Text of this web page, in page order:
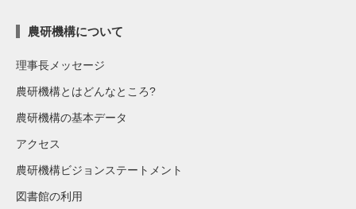
農研機構について
理事長メッセージ
農研機構とはどんなところ?
農研機構の基本データ
アクセス
農研機構ビジョンステートメント
図書館の利用